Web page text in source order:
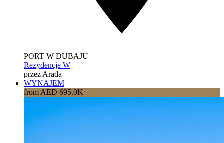
PORT W DUBAJU
Rezydencje W
przez Arada
WYNAJEM
from AED 695.0K